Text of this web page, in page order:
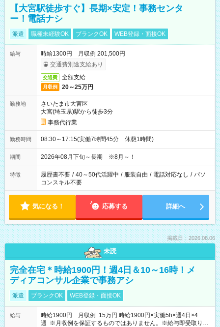
【大宮駅徒歩すぐ】長期×安定！事務センタ
ー！電話ナシ
派遣 職種未経験OK ブランクOK WEB登録・面接OK
給与
時給1300円 月収例 201,500円
交通費別途支給あり
交通費 全額支給
月収例 20～25万円
勤務地
さいたま市大宮区
大宮(埼玉県)駅から徒歩3分
事務代行業
勤務時間 08:30～17:15(実働7時間45分 休憩1時間)
期間 2026年08月下旬～長期 ※8月～！
特徴 履歴書不要 / 40～50代活躍中 / 服装自由 / 電話対応なし / パソ
コンスキル不要
気になる！ 応募する 詳細へ
掲載日：2026.08.06
未読
完全在宅＊時給1900円！週4日＆10～16時！メ
ディアコンサル企業で事務アシ
派遣 ブランクOK WEB登録・面接OK
給与
時給1900円 月収例 15万円 時給1900円×実働5h×週4日×4
週 ※月収例を保証するものではありません。※給与即受取りサ